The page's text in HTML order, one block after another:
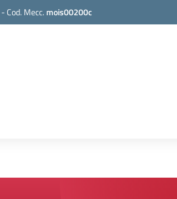
-Cod. Mecc. mois00200c